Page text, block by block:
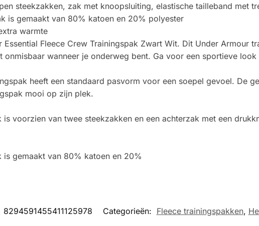
steekzakken, zak met knoopsluiting, elastische tailleband met
is gemaakt van 80% katoen en 20% polyester
warmte
Essential Fleece Crew Trainingspak Zwart Wit. Dit Under Armour
wanneer je onderweg bent. Ga voor een sportieve
heeft een standaard pasvorm voor een soepel gevoel. De
mooi op zijn plek.
voorzien van twee steekzakken en een achterzak met een
gemaakt van 80% katoen en 20%
8294591455411125978 Categorieën: Fleece trainingspakken,